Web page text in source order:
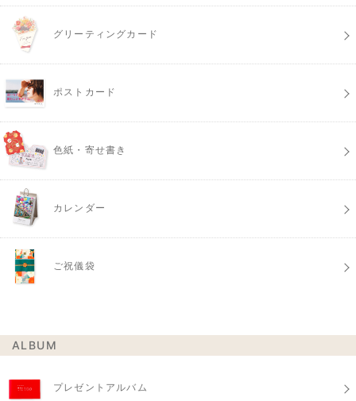
グリーティングカード
ポストカード
色紙・寄せ書き
カレンダー
ご祝儀袋
ALBUM
プレゼントアルバム